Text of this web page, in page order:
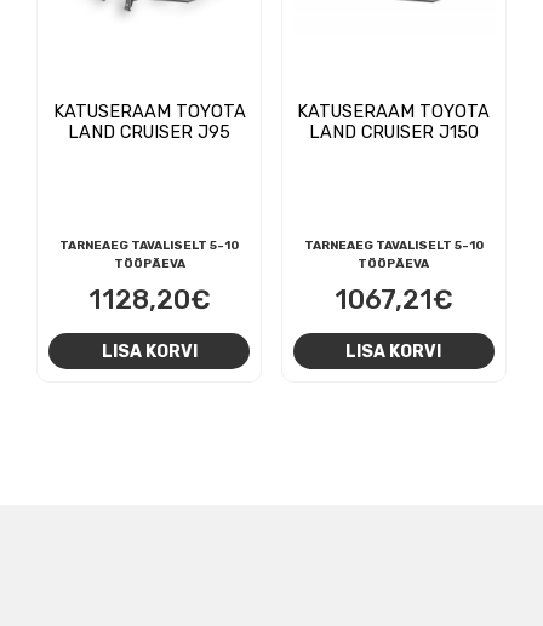
KATUSERAAM TOYOTA
LAND CRUISER J95
TARNEAEG TAVALISELT 5-10
TÖÖPÄEVA
1128,20€
LISA KORVI
KATUSERAAM TOYOTA
LAND CRUISER J150
TARNEAEG TAVALISELT 5-10
TÖÖPÄEVA
1067,21€
LISA KORVI